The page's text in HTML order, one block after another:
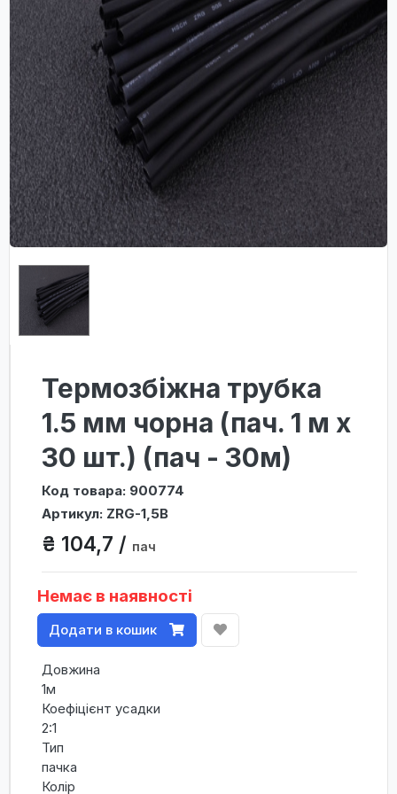
Термозбіжна трубка
1.5 мм чорна (пач. 1 м х
30 шт.) (пач - 30м)
Код товара: 900774
Артикул: ZRG-1,5B
₴ 104,7 / пач
Немає в наявності
Додати в кошик
Довжина
1м
Коефіцієнт усадки
2:1
Тип
пачка
Колір